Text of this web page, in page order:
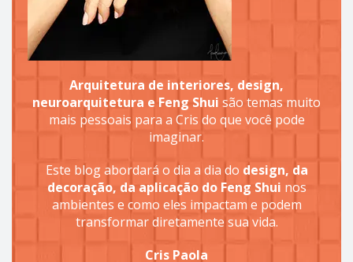
Arquitetura de interiores, design,
neuroarquitetura e Feng Shui são temas muito
mais pessoais para a Cris do que você pode
imaginar.
Este blog abordará o dia a dia do design, da
decoração, da aplicação do Feng Shui nos
ambientes e como eles impactam e podem
transformar diretamente sua vida.
Cris Paola